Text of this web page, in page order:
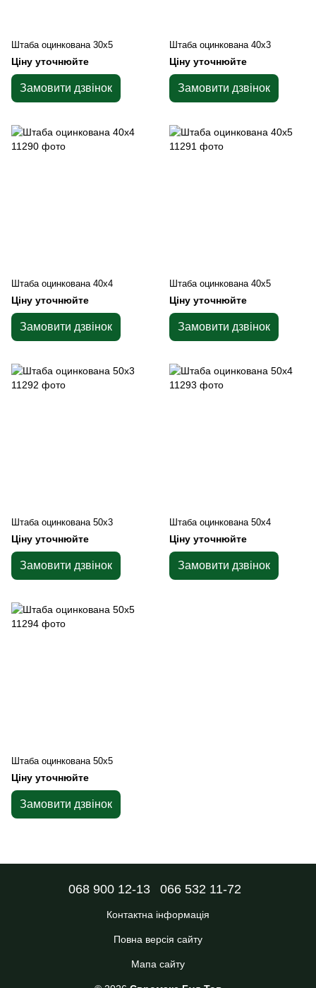
Штаба оцинкована 30х5
Ціну уточнюйте
Замовити дзвінок
Штаба оцинкована 40х3
Ціну уточнюйте
Замовити дзвінок
Штаба оцинкована 40х4
Ціну уточнюйте
Замовити дзвінок
Штаба оцинкована 40х5
Ціну уточнюйте
Замовити дзвінок
Штаба оцинкована 50х3
Ціну уточнюйте
Замовити дзвінок
Штаба оцинкована 50х4
Ціну уточнюйте
Замовити дзвінок
Штаба оцинкована 50х5
Ціну уточнюйте
Замовити дзвінок
068 900 12-13 066 532 11-72
Контактна інформація
Повна версія сайту
Мапа сайту